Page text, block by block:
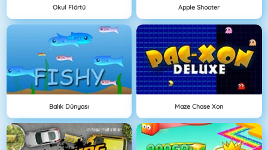
Okul Flörtü Apple Shooter
Balık Dünyası Maze Chase Xon